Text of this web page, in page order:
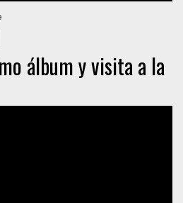
álbum y visita a la